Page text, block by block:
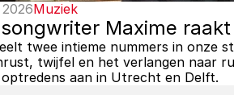
Muziek
Maxime
twee intieme nummers in onze
twijfel en het verlangen naar
aan in Utrecht en Delft.